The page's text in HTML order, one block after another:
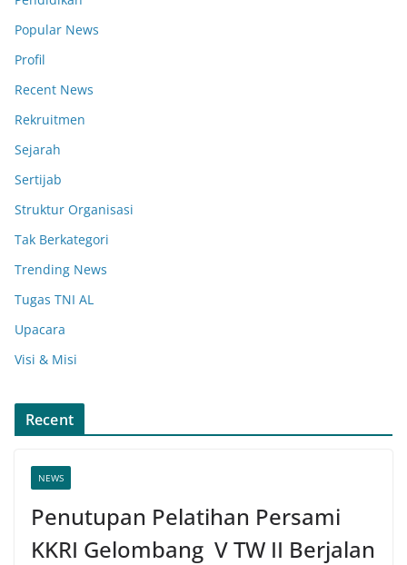
Popular News
Profil
Recent News
Rekruitmen
Sejarah
Sertijab
Struktur Organisasi
Tak Berkategori
Trending News
Tugas TNI AL
Upacara
Visi & Misi
Recent
NEWS
Penutupan Pelatihan Persami
KKRI Gelombang V TW II Berjalan